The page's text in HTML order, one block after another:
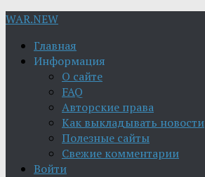
WAR.NEW
Главная
Информация
О сайте
FAQ
Авторские права
Как выкладывать новости
Полезные сайты
Свежие комментарии
Войти